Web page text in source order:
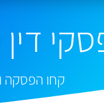
קחו הפסקה